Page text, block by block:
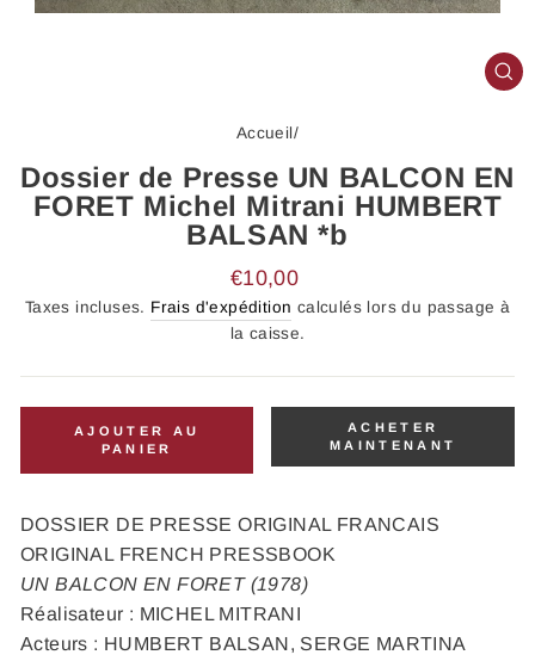
Accueil/
Dossier de Presse UN BALCON EN
FORET Michel Mitrani HUMBERT
BALSAN *b
Prix
régulier
€10,00
Taxes incluses. Frais d'expédition calculés lors du passage à
la caisse.
AJOUTER AU
PANIER
ACHETER
MAINTENANT
DOSSIER DE PRESSE ORIGINAL FRANCAIS
ORIGINAL FRENCH PRESSBOOK
UN BALCON EN FORET (1978)
Réalisateur : MICHEL MITRANI
Acteurs : HUMBERT BALSAN, SERGE MARTINA